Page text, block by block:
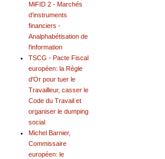
MiFID 2 - Marchés
d’instruments
financiers -
Analphabétisation de
l'information
TSCG - Pacte Fiscal
européen: la Règle
d'Or pour tuer le
Travailleur, casser le
Code du Travail et
organiser le dumping
social
Michel Barnier,
Commissaire
européen: le